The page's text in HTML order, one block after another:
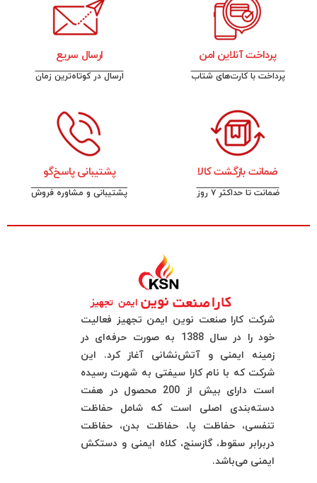
پرداخت آنلاین امن
پرداخت با کارت‌های شتاب
ارسال سریع
ارسال در کوتاه‌ترین زمان
ضمانت بازگشت کالا
ضمانت تا حداکثر ۷ روز
پشتیبانی پاسخ‌گو
پشتیبانی و مشاوره فروش
شرکت کارا صنعت نوین ایمن تجهیز فعالیت
خود را در سال 1388 به صورت حرفه‌ای در
زمینه ایمنی و آتش‌نشانی آغاز کرد. این
شرکت که با نام کارا سیفتی به شهرت رسیده
است دارای بیش از 200 محصول در هفت
دسته‌بندی اصلی است که شامل حفاظت
تنفسی، حفاظت پا، حفاظت بدن، حفاظت
دربرابر سقوط، گازسنج، کلاه ایمنی و دستکش
ایمنی می‌باشد.